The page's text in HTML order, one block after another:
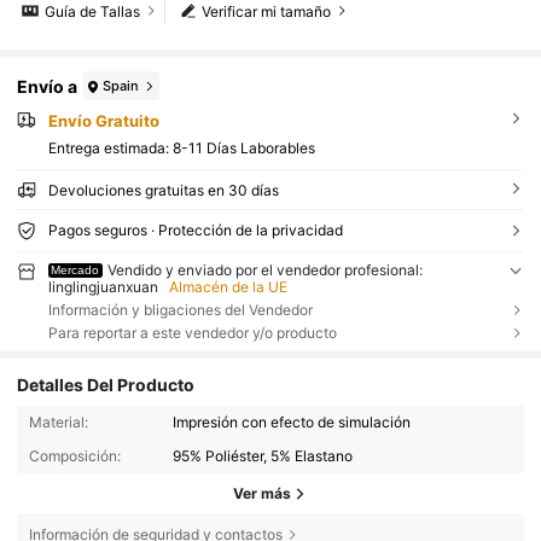
Verificar mi tamaño
Guía de Tallas
Envío a Spain
Envío Gratuito
Entrega estimada: 8-11 Días Laborables
Devoluciones gratuitas en 30 días
Pagos seguros · Protección de la privacidad
Mercado
Vendido y enviado por el vendedor profesional:
linglingjuanxuan
Almacén de la UE
Información y bligaciones del Vendedor
Para reportar a este vendedor y/o producto
Detalles Del Producto
Material:
Impresión con efecto de simulación
Composición:
95% Poliéster, 5% Elastano
Ver más
Información de seguridad y contactos